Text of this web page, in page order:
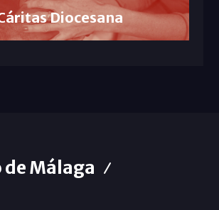
Diocesana
Málaga